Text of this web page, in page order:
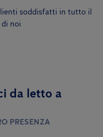
soddisfatti in tutto il
noi
da letto a
PRESENZA